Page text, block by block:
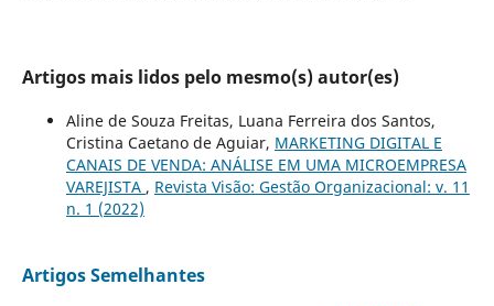
Artigos mais lidos pelo mesmo(s) autor(es)
Aline de Souza Freitas, Luana Ferreira dos Santos,
Cristina Caetano de Aguiar, MARKETING DIGITAL E
CANAIS DE VENDA: ANÁLISE EM UMA MICROEMPRESA
VAREJISTA , Revista Visão: Gestão Organizacional: v. 11
n. 1 (2022)
Artigos Semelhantes